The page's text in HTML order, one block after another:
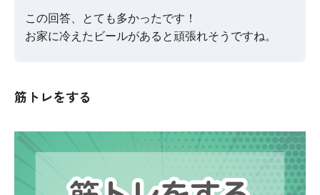
この回答、とても多かったです！
お家に冷えたビールがあると頑張れそうですね。
筋トレをする